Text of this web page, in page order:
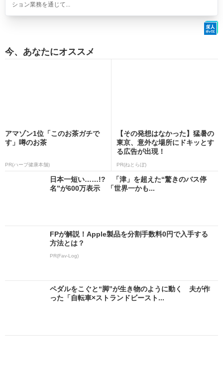
ション業務を通じて...
今、あなたにオススメ
アマゾン1位「このお茶ガチで
す」噂のお茶
PR(ハーブ健康本舗)
【その発想はなかった】猛暑の
東京、意外な場所にドキッとす
る広告が出現！
PR(ねとらぼ)
日本一短い……!? 「津」を超えた“驚きのバス停
名”が600万表示 「世界一かも...
FPが解説！Apple製品を分割手数料0円で入手する
方法とは？
PR(Fav-Log)
ペダルをこぐと“脚”が生き物のように動く 夫が作
った「自転車×ストランドビースト...